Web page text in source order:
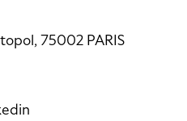
75002 PARIS